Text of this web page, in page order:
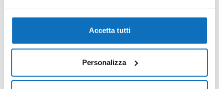
Accetta tutti
Personalizza
€ 550 pro-Woche
€ 770 pro-Woche
€ 970 pro-Woche